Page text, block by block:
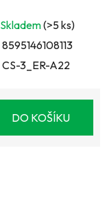
Skladem(>5 ks)
8595146108113
CS-3_ER-A22
DO KOŠÍKU